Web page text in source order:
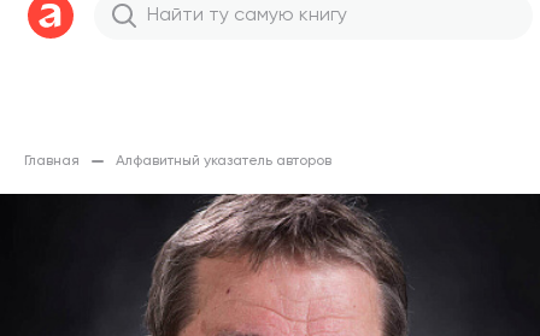
Главная Алфавитный указатель авторов